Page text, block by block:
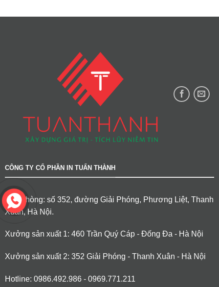
CÔNG TY CỔ PHẦN IN TUẤN THÀNH
Văn phòng: số 352, đường Giải Phóng, Phương Liệt, Thanh
Xuân, Hà Nội.
Xưởng sản xuất 1: 460 Trần Quý Cáp - Đống Đa - Hà Nội
Xưởng sản xuất 2: 352 Giải Phóng - Thanh Xuân - Hà Nội
Hotline: 0986.492.986 - 0969.771.211